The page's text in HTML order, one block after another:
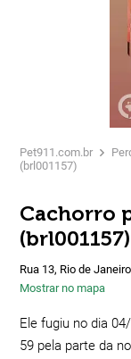
Pet911.com.br
(brl001157)
Cachorro
(brl001157)
Rua 13, Rio de Janeiro
Mostrar no mapa
Ele fugiu no dia
59 pela parte da